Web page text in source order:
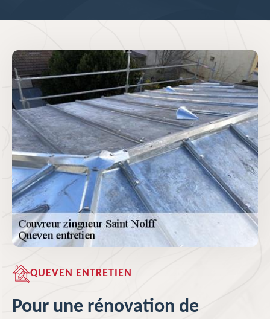
QUEVEN ENTRETIEN
Pour une rénovation de